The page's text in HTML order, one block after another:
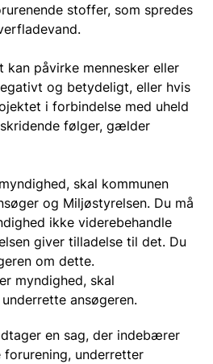
stoffer, som spredes
påvirke mennesker eller
og betydeligt, eller hvis
i forbindelse med uheld
følger, gælder
skal kommunen
og Miljøstyrelsen. Du må
ikke viderebehandle
giver tilladelse til det. Du
om dette.
myndighed, skal
ansøgeren.
en sag, der indebærer
underretter